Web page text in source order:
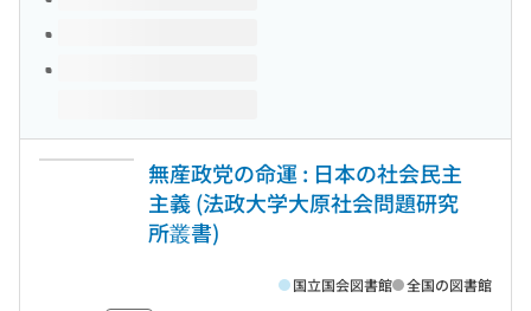
無産政党の命運 : 日本の社会民主
主義 (法政大学大原社会問題研究
所叢書)
国立国会図書館 全国の図書館